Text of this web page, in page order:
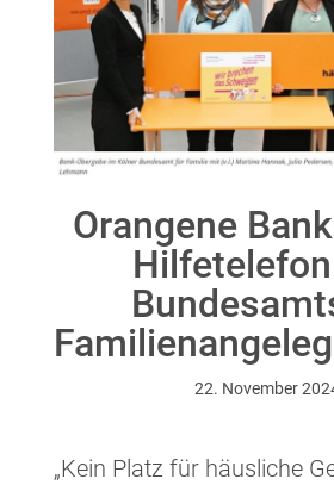
Infos & Service
Spenden
35 Jahre
Ansprechpartnerinnen Kontakt
JETZT SPENDEN
Orangene
22. November
„Kein Platz für häusliche